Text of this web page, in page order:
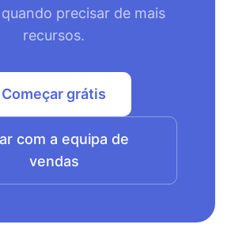
precisar de mais
recursos.
Começar grátis
com a equipa de
vendas